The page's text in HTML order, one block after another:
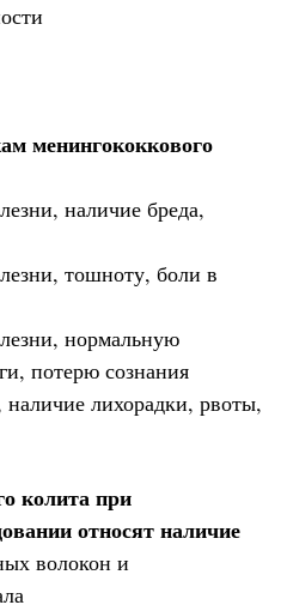
менингококкового
наличие бреда,
тошноту, боли в
нормальную
потерю сознания
наличие лихорадки, рвоты,
колита при
относят наличие
волокон и